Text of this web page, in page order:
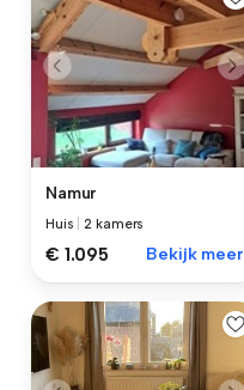
Namur
Huis |2 kamers
€ 1.095 Bekijk meer